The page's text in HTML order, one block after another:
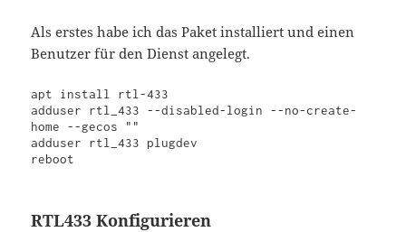
Als erstes habe ich das Paket installiert und einen
Benutzer für den Dienst angelegt.
apt install rtl-433
adduser rtl_433 --disabled-login --no-create-
home --gecos ""
adduser rtl_433 plugdev
RTL433 Konfigurieren